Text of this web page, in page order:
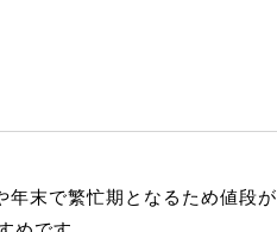
年末で繁忙期となるため値段が